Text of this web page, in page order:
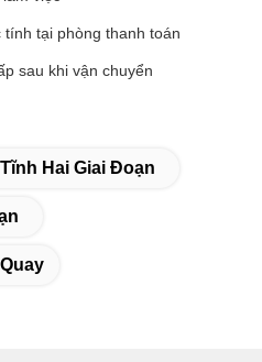
tại phòng thanh toán
sau khi vận chuyển
Hai Giai Đoạn